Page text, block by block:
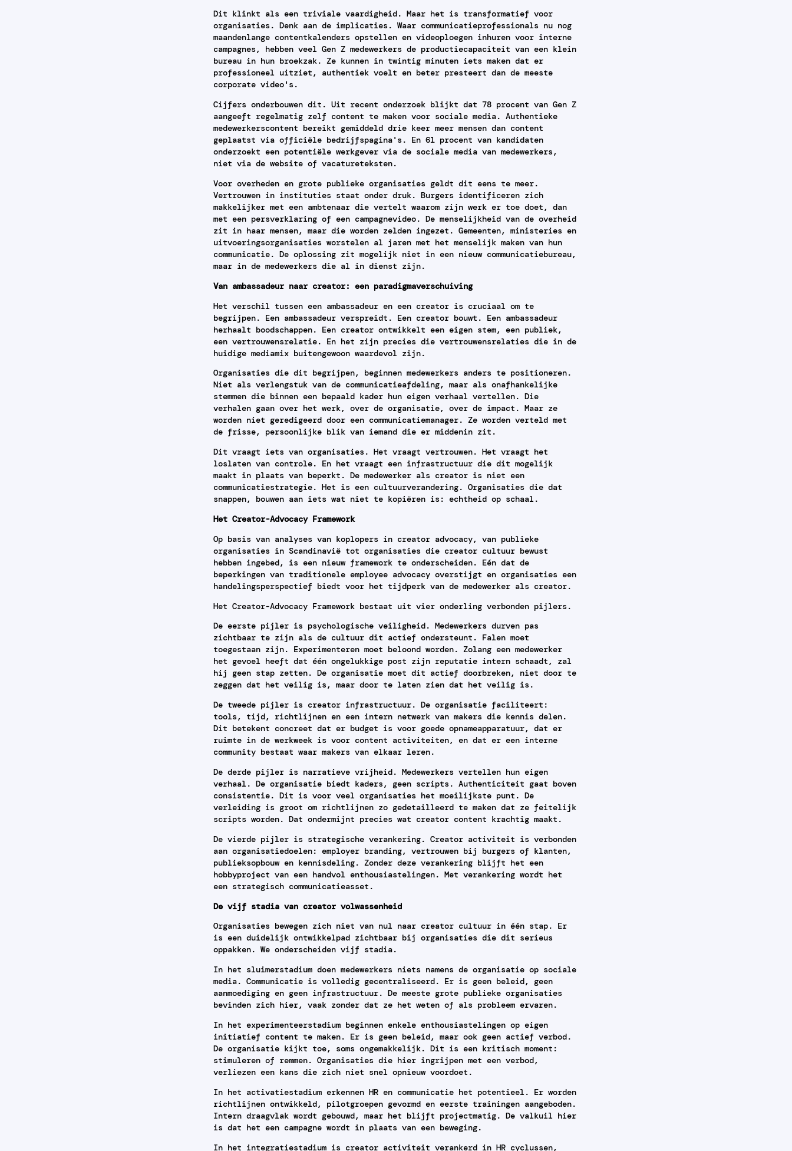
Dit klinkt als een triviale vaardigheid. Maar het is transformatief voor
organisaties. Denk aan de implicaties. Waar communicatieprofessionals nu nog
maandenlange contentkalenders opstellen en videoploegen inhuren voor interne
campagnes, hebben veel Gen Z medewerkers de productiecapaciteit van een klein
bureau in hun broekzak. Ze kunnen in twintig minuten iets maken dat er
professioneel uitziet, authentiek voelt en beter presteert dan de meeste
corporate video's.
Cijfers onderbouwen dit. Uit recent onderzoek blijkt dat 78 procent van Gen Z
aangeeft regelmatig zelf content te maken voor sociale media. Authentieke
medewerkerscontent bereikt gemiddeld drie keer meer mensen dan content
geplaatst via officiële bedrijfspagina's. En 61 procent van kandidaten
onderzoekt een potentiële werkgever via de sociale media van medewerkers,
niet via de website of vacatureteksten.
Voor overheden en grote publieke organisaties geldt dit eens te meer.
Vertrouwen in instituties staat onder druk. Burgers identificeren zich
makkelijker met een ambtenaar die vertelt waarom zijn werk er toe doet, dan
met een persverklaring of een campagnevideo. De menselijkheid van de overheid
zit in haar mensen, maar die worden zelden ingezet. Gemeenten, ministeries en
uitvoeringsorganisaties worstelen al jaren met het menselijk maken van hun
communicatie. De oplossing zit mogelijk niet in een nieuw communicatiebureau,
maar in de medewerkers die al in dienst zijn.
Van ambassadeur naar creator: een paradigmaverschuiving
Het verschil tussen een ambassadeur en een creator is cruciaal om te
begrijpen. Een ambassadeur verspreidt. Een creator bouwt. Een ambassadeur
herhaalt boodschappen. Een creator ontwikkelt een eigen stem, een publiek,
een vertrouwensrelatie. En het zijn precies die vertrouwensrelaties die in de
huidige mediamix buitengewoon waardevol zijn.
Organisaties die dit begrijpen, beginnen medewerkers anders te positioneren.
Niet als verlengstuk van de communicatieafdeling, maar als onafhankelijke
stemmen die binnen een bepaald kader hun eigen verhaal vertellen. Die
verhalen gaan over het werk, over de organisatie, over de impact. Maar ze
worden niet geredigeerd door een communicatiemanager. Ze worden verteld met
de frisse, persoonlijke blik van iemand die er middenin zit.
Dit vraagt iets van organisaties. Het vraagt vertrouwen. Het vraagt het
loslaten van controle. En het vraagt een infrastructuur die dit mogelijk
maakt in plaats van beperkt. De medewerker als creator is niet een
communicatiestrategie. Het is een cultuurverandering. Organisaties die dat
snappen, bouwen aan iets wat niet te kopiëren is: echtheid op schaal.
Het Creator-Advocacy Framework
Op basis van analyses van koplopers in creator advocacy, van publieke
organisaties in Scandinavië tot organisaties die creator cultuur bewust
hebben ingebed, is een nieuw framework te onderscheiden. Eén dat de
beperkingen van traditionele employee advocacy overstijgt en organisaties een
handelingsperspectief biedt voor het tijdperk van de medewerker als creator.
Het Creator-Advocacy Framework bestaat uit vier onderling verbonden pijlers.
De eerste pijler is psychologische veiligheid. Medewerkers durven pas
zichtbaar te zijn als de cultuur dit actief ondersteunt. Falen moet
toegestaan zijn. Experimenteren moet beloond worden. Zolang een medewerker
het gevoel heeft dat één ongelukkige post zijn reputatie intern schaadt, zal
hij geen stap zetten. De organisatie moet dit actief doorbreken, niet door te
zeggen dat het veilig is, maar door te laten zien dat het veilig is.
De tweede pijler is creator infrastructuur. De organisatie faciliteert:
tools, tijd, richtlijnen en een intern netwerk van makers die kennis delen.
Dit betekent concreet dat er budget is voor goede opnameapparatuur, dat er
ruimte in de werkweek is voor content activiteiten, en dat er een interne
community bestaat waar makers van elkaar leren.
De derde pijler is narratieve vrijheid. Medewerkers vertellen hun eigen
verhaal. De organisatie biedt kaders, geen scripts. Authenticiteit gaat boven
consistentie. Dit is voor veel organisaties het moeilijkste punt. De
verleiding is groot om richtlijnen zo gedetailleerd te maken dat ze feitelijk
scripts worden. Dat ondermijnt precies wat creator content krachtig maakt.
De vierde pijler is strategische verankering. Creator activiteit is verbonden
aan organisatiedoelen: employer branding, vertrouwen bij burgers of klanten,
publieksopbouw en kennisdeling. Zonder deze verankering blijft het een
hobbyproject van een handvol enthousiastelingen. Met verankering wordt het
een strategisch communicatieasset.
De vijf stadia van creator volwassenheid
Organisaties bewegen zich niet van nul naar creator cultuur in één stap. Er
is een duidelijk ontwikkelpad zichtbaar bij organisaties die dit serieus
oppakken. We onderscheiden vijf stadia.
In het sluimerstadium doen medewerkers niets namens de organisatie op sociale
media. Communicatie is volledig gecentraliseerd. Er is geen beleid, geen
aanmoediging en geen infrastructuur. De meeste grote publieke organisaties
bevinden zich hier, vaak zonder dat ze het weten of als probleem ervaren.
In het experimenteerstadium beginnen enkele enthousiastelingen op eigen
initiatief content te maken. Er is geen beleid, maar ook geen actief verbod.
De organisatie kijkt toe, soms ongemakkelijk. Dit is een kritisch moment:
stimuleren of remmen. Organisaties die hier ingrijpen met een verbod,
verliezen een kans die zich niet snel opnieuw voordoet.
In het activatiestadium erkennen HR en communicatie het potentieel. Er worden
richtlijnen ontwikkeld, pilotgroepen gevormd en eerste trainingen aangeboden.
Intern draagvlak wordt gebouwd, maar het blijft projectmatig. De valkuil hier
is dat het een campagne wordt in plaats van een beweging.
In het integratiestadium is creator activiteit verankerd in HR cyclussen,